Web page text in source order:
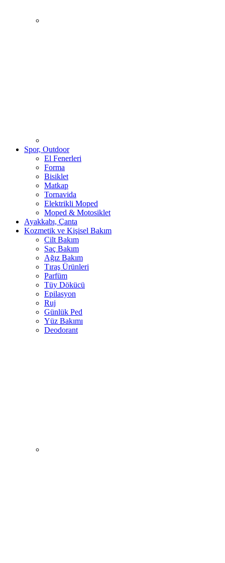
Spor, Outdoor
El Fenerleri
Forma
Bisiklet
Matkap
Tornavida
Elektrikli Moped
Moped & Motosiklet
Ayakkabı, Çanta
Kozmetik ve Kişisel Bakım
Cilt Bakım
Saç Bakım
Ağız Bakım
Tıraş Ürünleri
Parfüm
Tüy Dökücü
Epilasyon
Ruj
Günlük Ped
Yüz Bakımı
Deodorant